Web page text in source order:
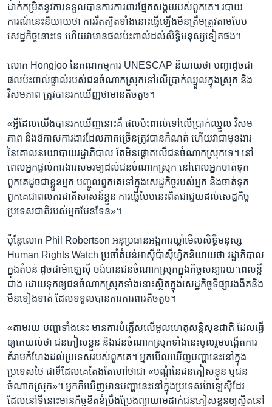
ដាក់​កម្រិត​នូវ​ការ​ទទួល​បាន​ការ​ការពារ​ផ្នែក​សង្គម​របស់​ពួកគេ។ របាយ
ការណ៍​នេះ​និយាយ​ថា​ ការ​រឹតត្បិត​ទាំង​នោះ​ធ្វើ​ឡើង​មិន​ត្រឹមត្រូវ​តាម​បែប​
សេដ្ឋកិច្ច​នោះ​ទេ​ ហើយ​វា​មាន​ផល​ប៉ះ​ពាល់​ដល់​សិទ្ធិ​មនុស្ស​ទៀត​ផង។​
លោក Hongjoo ​នៃ​គណកម្មការ​ UNESCAP ​និយាយ​ថា​ បញ្ហា​ដូច​ជា​
ផល​ប៉ះពាល់​ផ្ទាល់​របស់​ជន​ចំណាក​ស្រុក​ទៅ​លើ​ប្រាក់​ឈ្នួល​ក្នុង​ស្រុក​ និង​
វិសមភាព ​ត្រូវ​បាន​រក​ឃើញ​ថា​មាន​តិច​តួច។
«អ្វី​ដែល​យើង​បាន​រក​ឃើញ​នោះ​គឺ​ ​ផល​ប៉ះពាល់​ទៅ​លើ​ប្រាក់​ឈ្នួល​ វិសម
ភាព​ និង​ឱកាស​ការងារ​ដែល​ភាគ​ច្រើន​ត្រូវ​បាន​កំណត់​ ហើយ​វា​ជា​មុខងារ​
នៃគោលនយោបាយ​រដ្ឋាភិបាល តែ​មិន​ផ្តោត​លើ​ជន​ចំណាកស្រុក​ទេ។ នៅ​
ពេល​អ្នក​ផ្តល់​ការងារ​សមរម្យ​ដល់​ជន​ចំណាកស្រុក​ នៅ​ពេល​អ្នក​ចាត់​ទុក​
ពួកគេ​ដូច​ជា​ខ្លួន​អ្នក បញ្ចូល​ពួកគេ​ទៅ​ក្នុង​សេដ្ឋកិច្ច​របស់​អ្នក និង​ចាត់ទុក​
ពួកគេ​ជា​ពលករ​ជាតិ​សាសន៍​ខ្លួន ការ​ធ្វើ​បែប​នេះ​ពិត​ជា​ជួយ​ដល់​សេដ្ឋកិច្ច​
ប្រទេស​ជាតិ​របស់​អ្នក​មែនទែន»។​
ប៉ុន្តែ​លោក ​Phil Robertson អនុ​ប្រធាន​អង្គការ​ឃ្លាំ​មើល​សិទ្ធិ​មនុស្ស​
Human Rights Watch ប្រចាំ​តំបន់​អាស៊ី​ប៉ាស៊ីហ្វិក​និយាយ​ថា រដ្ឋាភិបាល​
ក្នុង​តំបន់ ​ដូចជា​ម៉ាឡេស៊ី ​ចង់​បាន​ជនចំណាក​ស្រុកក្នុង​កិច្ច​សន្យា​រយៈពេល​ខ្លី​
ជាង ដោយ​ទុក​ឲ្យ​ជន​ចំណាកស្រុក​ទាំង​នោះ​ស្ថិត​ក្នុង​សេដ្ឋកិច្ច​ទីផ្សារ​ងងឹត​និង​
មិន​ទៀង​ទាត់​ ដែល​ទទួល​បាន​ការ​ការពារ​តិចតួច។
«តាម​រយៈ​បញ្ហា​ទាំង​នេះ មាន​ការ​បំភ្លើស​លើ​មូលហេតុ​សន្តិសុខ​ជាតិ​ ដែល​ធ្វើ​
ឲ្យ​គេ​យល់​ថា​ ជន​ភៀស​ខ្លួន និង​ជនចំណាក​ស្រុក​ទាំង​នេះ​ចូល​រួម​បង្កើត​ការ​
គំរាម​កំហែង​ដល់​ប្រទេស​របស់​ពួកគេ។ អ្នក​មើល​ឃើញ​បញ្ហា​នេះ​នៅ​ក្នុង​
ប្រទេស​ថៃ ជា​ទី​ដែល​គេ​តែង​តែ​ហៅ​ថា​ជា «បណ្តុំ​នៃ​ជន​ភៀស​ខ្លួន ឬ​ជន​
ចំណាកស្រុក»។ អ្នក​ក៏​ឃើញ​មាន​បញ្ហា​នេះ​នៅ​ក្នុង​ប្រទេស​ម៉ាឡេស៊ីដែរ​ ​
ដែល​នៅ​ទី​នោះ​មាន​កិច្ច​ខិតខំ​ប្រឹងប្រែងព្យាយាម​ដាក់​ជន​ភៀស​ខ្លួន​ឲ្យ​ស្ថិត​នៅ​